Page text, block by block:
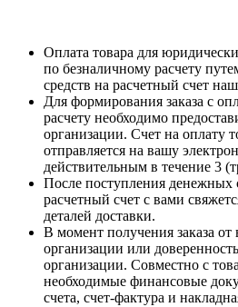
Оплата товара для
по безналичному расчету
средств на расчетный счет
Для формирования заказа с
расчету необходимо
организации. Счет на оплату
отправляется на вашу
действительным в течение 3
После поступления денежных
расчетный счет с вами
деталей доставки.
В момент получения заказа от
организации или
организации. Совместно с
необходимые финансовые
счета, счет-фактура и